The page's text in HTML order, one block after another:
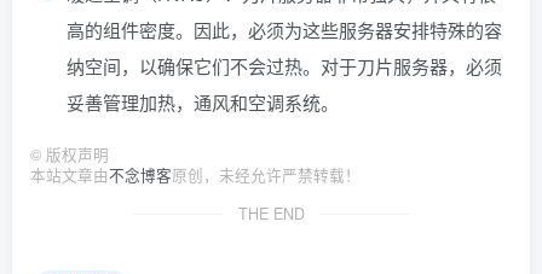
高的组件密度。因此，必须为这些服务器安排特殊的容
纳空间，以确保它们不会过热。对于刀片服务器，必须
妥善管理加热，通风和空调系统。
© 版权声明
本站文章由不念博客原创，未经允许严禁转载！
THE END